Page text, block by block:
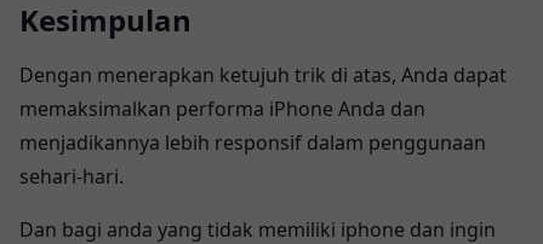
Kesimpulan
Dengan menerapkan ketujuh trik di atas, Anda dapat
memaksimalkan performa iPhone Anda dan
menjadikannya lebih responsif dalam penggunaan
sehari-hari.
Dan bagi anda yang tidak memiliki iphone dan ingin